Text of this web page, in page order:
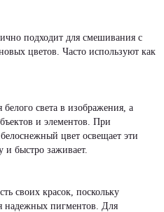
подходит для смешивания с
цветов. Часто используют как
белого света в изображения, а
и элементов. При
цвет освещает эти
и быстро заживает.
своих красок, поскольку
надежных пигментов. Для